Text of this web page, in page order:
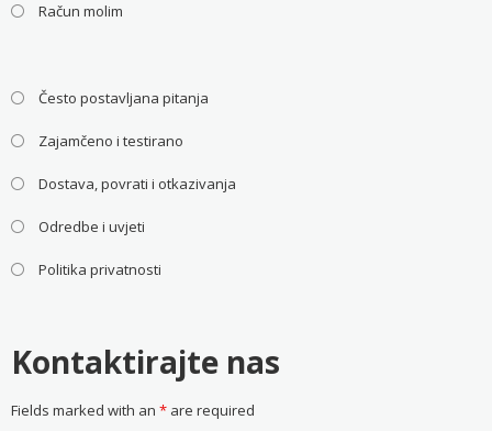
Račun molim
Često postavljana pitanja
Zajamčeno i testirano
Dostava, povrati i otkazivanja
Odredbe i uvjeti
Politika privatnosti
Kontaktirajte nas
Fields marked with an *are required